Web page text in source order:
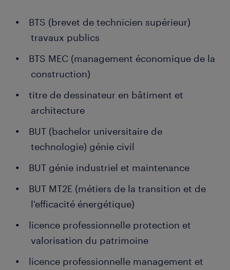
BTS (brevet de technicien supérieur)
travaux publics
BTS MEC (management économique de la
construction)
titre de dessinateur en bâtiment et
architecture
BUT (bachelor universitaire de
technologie) génie civil
BUT génie industriel et maintenance
BUT MT2E (métiers de la transition et de
l'efficacité énergétique)
licence professionnelle protection et
valorisation du patrimoine
licence professionnelle management et